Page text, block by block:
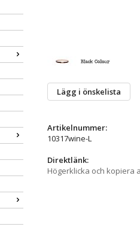
Lägg i önskelista
Artikelnummer:
10317wine-L
Direktlänk:
Högerklicka och kopiera